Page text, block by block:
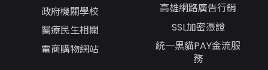
政府機關學校
醫療民生相關
電商購物網站
高雄網路廣告行銷
SSL加密憑證
統一黑貓PAY金流服
務